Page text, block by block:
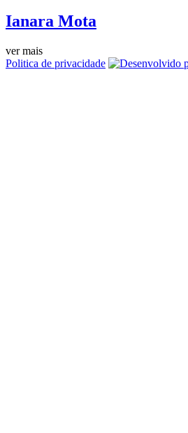
Ianara Mota
ver mais
Politica de privacidade